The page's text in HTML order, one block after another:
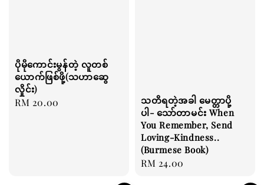
ပိုမိုကောင်းမွန်တဲ့ လူတစ်
ယောက်ဖြစ်ဖို့(သဟာဆွေ
လှိုင်း)
Regular
RM 20.00
သတိရတဲ့အခါ မေတ္တာပို့
ပါ- သော်တာမင်း When
You Remember, Send
Loving-Kindness..
(Burmese Book)
Regular
RM 24.00